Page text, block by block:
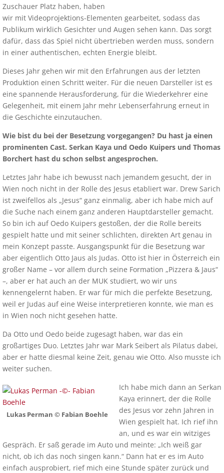
Zuschauer Platz haben, haben
wir mit Videoprojektions-Elementen gearbeitet, sodass das
Publikum wirklich Gesichter und Augen sehen kann. Das sorgt
dafür, dass das Spiel nicht übertrieben werden muss, sondern
in einer authentischen, echten Energie bleibt.
Dieses Jahr gehen wir mit den Erfahrungen aus der letzten
Produktion einen Schritt weiter. Für die neuen Darsteller ist es
eine spannende Herausforderung, für die Wiederkehrer eine
Gelegenheit, mit einem Jahr mehr Lebenserfahrung erneut in
die Geschichte einzutauchen.
Wie bist du bei der Besetzung vorgegangen? Du hast ja einen
prominenten Cast. Serkan Kaya und Oedo Kuipers und Thomas
Borchert hast du schon selbst angesprochen.
Letztes Jahr habe ich bewusst nach jemandem gesucht, der in
Wien noch nicht in der Rolle des Jesus etabliert war. Drew Sarich
ist zweifellos als „Jesus“ ganz einmalig, aber ich habe mich auf
die Suche nach einem ganz anderen Hauptdarsteller gemacht.
So bin ich auf Oedo Kuipers gestoßen, der die Rolle bereits
gespielt hatte und mit seiner schlichten, direkten Art genau in
mein Konzept passte. Ausgangspunkt für die Besetzung war
aber eigentlich Otto Jaus als Judas. Otto ist hier in Österreich ein
großer Name – vor allem durch seine Formation „Pizzera & Jaus“
–, aber er hat auch an der MUK studiert, wo wir uns
kennengelernt haben. Er war für mich die perfekte Besetzung,
weil er Judas auf eine Weise interpretieren konnte, wie man es
in Wien noch nicht gesehen hatte.
Da Otto und Oedo beide zugesagt haben, war das ein
großartiges Duo. Letztes Jahr war Mark Seibert als Pilatus dabei,
aber er hatte diesmal keine Zeit, genau wie Otto. Also musste ich
weiter suchen.
Lukas Perman © Fabian Boehle
Ich habe mich dann an Serkan
Kaya erinnert, der die Rolle
des Jesus vor zehn Jahren in
Wien gespielt hat. Ich rief ihn
an, und es war ein witziges
Gespräch. Er saß gerade im Auto und meinte: „Ich weiß gar
nicht, ob ich das noch singen kann.“ Dann hat er es im Auto
einfach ausprobiert, rief mich eine Stunde später zurück und